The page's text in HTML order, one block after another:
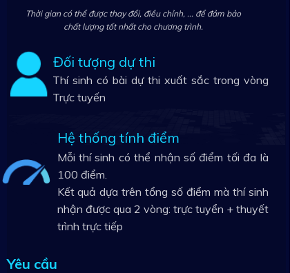
Đối tượng dự thi
Thí sinh có bài dự thi xuất sắc trong vòng
Trực tuyến
Hệ thống tính điểm
Mỗi thí sinh có thể nhận số điểm tối đa là
100 điểm.
Kết quả dựa trên tổng số điểm mà thí sinh
nhận được qua 2 vòng: trực tuyển + thuyết
trình trực tiếp
Yêu cầu
Thời gian có thể được thay đổi, điều chỉnh, ... để đảm bảo
chất lượng tốt nhất cho chương trình.